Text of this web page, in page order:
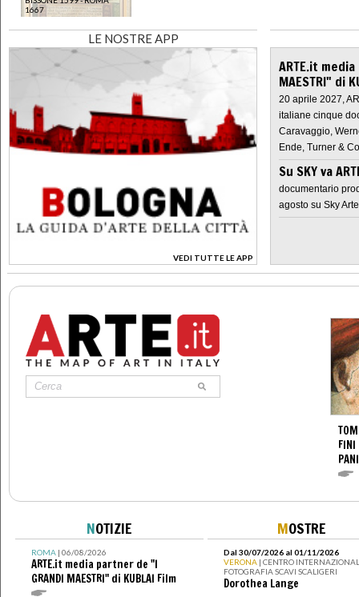
1667
LE NOSTRE APP
VEDI TUTTE LE APP
>
ARTE.it
MAESTRI" di
20 aprile 2027,
italiane cinque
Caravaggio,
Ende, Turner &
Su SKY va
documentario
agosto su Sky Arte
FINI
NOTIZIE
ROMA| 06/08/2026
ARTE.it media partner de "I
GRANDI MAESTRI" di KUBLAI Film
MOSTRE
Dal 30/07/2026 al 01/11/2026
VERONA | CENTRO
FOTOGRAFIA SCAVI SCALIGERI
Dorothea Lange